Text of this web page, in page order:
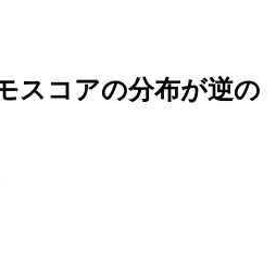
スコアの分布が逆の